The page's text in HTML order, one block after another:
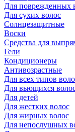
Для поврежденных
Для сухих волос
Солнцезащитные
Воски
Средства для
Гели
Кондиционеры
Антивозрастные
Для всех типов
Для вьющихся
Для детей
Для жестких волос
Для жирных волос
Для непослушных